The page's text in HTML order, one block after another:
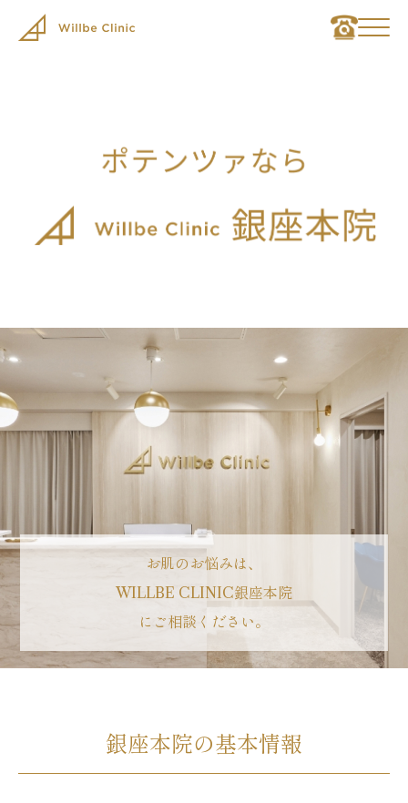
お肌のお悩みは、
WILLBE CLINIC銀座本院
にご相談ください。
銀座本院の基本情報